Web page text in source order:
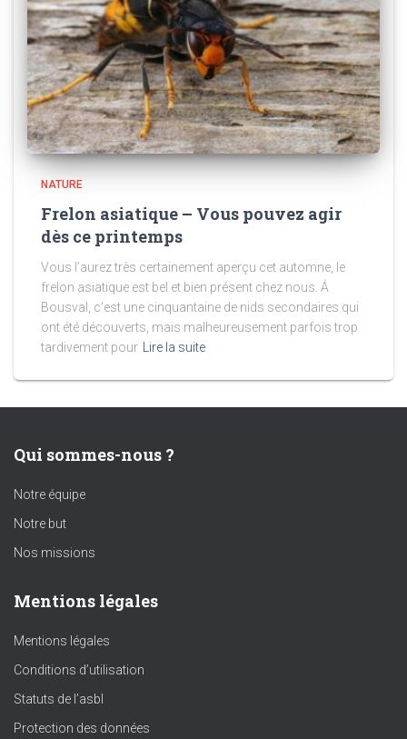
NATURE
Frelon asiatique – Vous pouvez agir
dès ce printemps
Vous l’aurez très certainement aperçu cet automne, le
frelon asiatique est bel et bien présent chez nous. Á
Bousval, c’est une cinquantaine de nids secondaires qui
ont été découverts, mais malheureusement parfois trop
tardivement pour
Lire la suite
Qui sommes-nous ?
Notre équipe
Notre but
Nos missions
Mentions légales
Mentions légales
Conditions d’utilisation
Statuts de l’asbl
Protection des données